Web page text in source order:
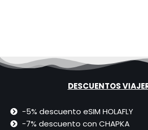
DESCUENTOS
-5% descuento eSIM HOLAFLY
-7% descuento con CHAPKA